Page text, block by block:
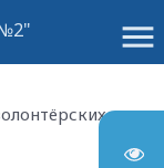
menu